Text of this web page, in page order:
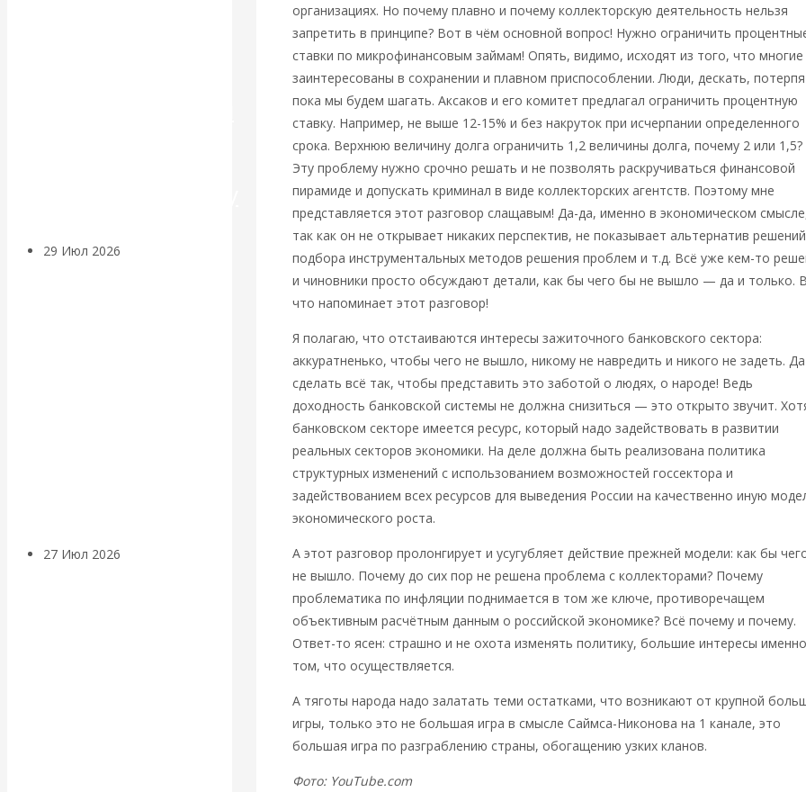
29 Июл 2026
27 Июл 2026
организациях. Но почему плавно и почему коллекторскую деятельность нельзя
запретить в принципе? Вот в чём основной вопрос! Нужно ограничить
ставки по микрофинансовым займам! Опять, видимо, исходят из того, что многие
заинтересованы в сохранении и плавном приспособлении. Люди, дескать,
пока мы будем шагать. Аксаков и его комитет предлагал ограничить процентную
ставку. Например, не выше 12-15% и без накруток при исчерпании определенного
срока. Верхнюю величину долга ограничить 1,2 величины долга, почему 2 или 1,5?
Эту проблему нужно срочно решать и не позволять раскручиваться финансовой
пирамиде и допускать криминал в виде коллекторских агентств. Поэтому мне
представляется этот разговор слащавым! Да-да, именно в экономическом
так как он не открывает никаких перспектив, не показывает альтернатив
подбора инструментальных методов решения проблем и т.д. Всё уже кем-то
и чиновники просто обсуждают детали, как бы чего бы не вышло — да и только.
что напоминает этот разговор!
Я полагаю, что отстаиваются интересы зажиточного банковского сектора:
аккуратненько, чтобы чего не вышло, никому не навредить и никого не задеть.
сделать всё так, чтобы представить это заботой о людях, о народе! Ведь
доходность банковской системы не должна снизиться — это открыто звучит.
банковском секторе имеется ресурс, который надо задействовать в развитии
реальных секторов экономики. На деле должна быть реализована политика
структурных изменений с использованием возможностей госсектора и
задействованием всех ресурсов для выведения России на качественно иную
экономического роста.
А этот разговор пролонгирует и усугубляет действие прежней модели: как бы
не вышло. Почему до сих пор не решена проблема с коллекторами? Почему
проблематика по инфляции поднимается в том же ключе, противоречащем
объективным расчётным данным о российской экономике? Всё почему и почему.
Ответ-то ясен: страшно и не охота изменять политику, большие интересы
том, что осуществляется.
А тяготы народа надо залатать теми остатками, что возникают от крупной
игры, только это не большая игра в смысле Саймса-Никонова на 1 канале, это
большая игра по разграблению страны, обогащению узких кланов.
Фото: YouTube.com